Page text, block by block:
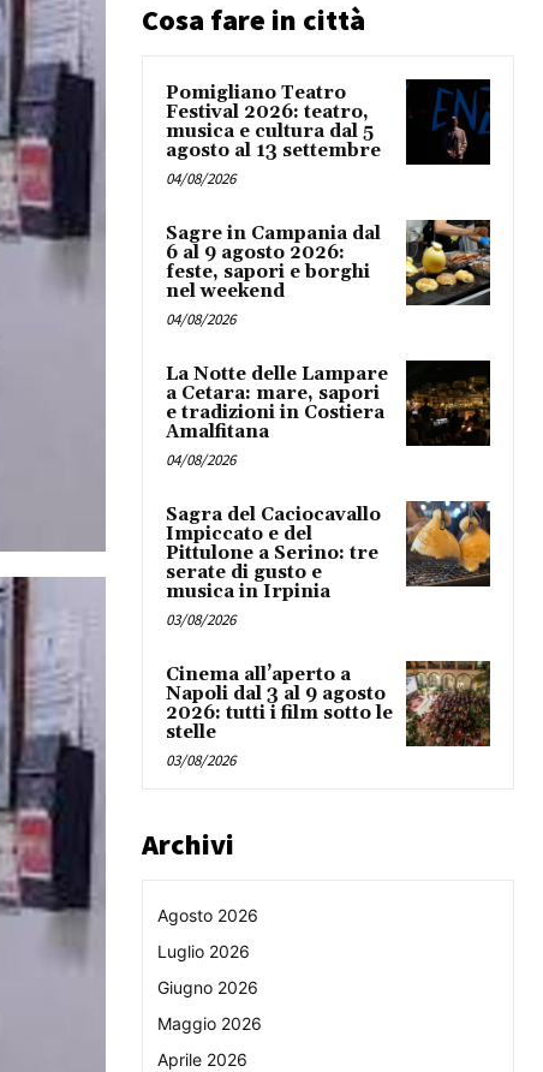
Cosa fare in città
Pomigliano Teatro
Festival 2026: teatro,
musica e cultura dal 5
agosto al 13 settembre
04/08/2026
Sagre in Campania dal
6 al 9 agosto 2026:
feste, sapori e borghi
nel weekend
04/08/2026
La Notte delle Lampare
a Cetara: mare, sapori
e tradizioni in Costiera
Amalfitana
04/08/2026
Sagra del Caciocavallo
Impiccato e del
Pittulone a Serino: tre
serate di gusto e
musica in Irpinia
03/08/2026
Cinema all’aperto a
Napoli dal 3 al 9 agosto
2026: tutti i film sotto le
stelle
03/08/2026
Archivi
Agosto 2026
Luglio 2026
Giugno 2026
Maggio 2026
Aprile 2026